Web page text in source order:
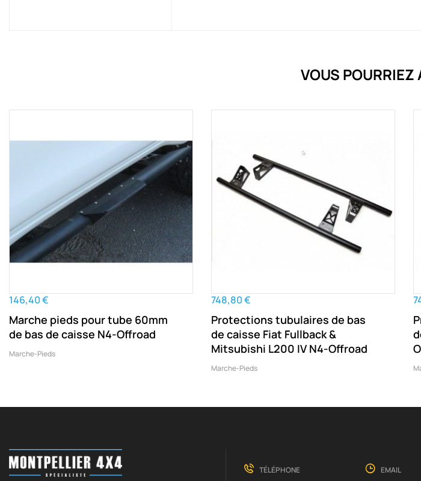
VOUS POURRIEZ
146,40 €
Marche pieds pour tube 60mm
de bas de caisse N4-Offroad
Marche-Pieds
748,80 €
Protections tubulaires de bas
de caisse Fiat Fullback &
Mitsubishi L200 IV N4-Offroad
Marche-Pieds
TÉLÉPHONE EMAIL